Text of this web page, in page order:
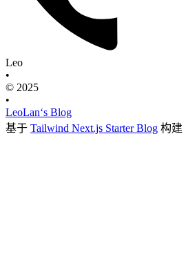
Leo
•
© 2025
•
LeoLan‘s Blog
基于 Tailwind Next.js Starter Blog 构建